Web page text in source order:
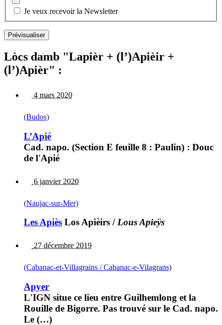
Je veux recevoir la Newsletter
Lòcs damb "Lapièr + (l’)Apièir +
(l’)Apièr" :
4 mars 2020
(Budos)
L’Apié
Cad. napo. (Section E feuille 8 : Paulin) : Douc
de l'Apié
6 janvier 2020
(Naujac-sur-Mer)
Les Apiès Los Apièirs /Lous Apieÿs
27 décembre 2019
(Cabanac-et-Villagrains / Cabanac-e-Vilagrans)
Apyer
L'IGN situe ce lieu entre Guilhemlong et la
Rouille de Bigorre. Pas trouvé sur le Cad. napo.
Le (…)